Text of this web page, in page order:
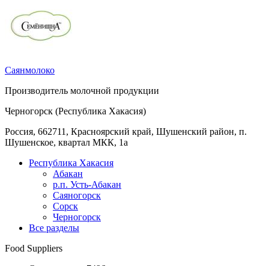
Саянмолоко
Производитель молочной продукции
Черногорск (Республика Хакасия)
Россия, 662711, Красноярский край, Шушенский район, п.
Шушенское, квартал МКК, 1а
Республика Хакасия
Абакан
р.п. Усть-Абакан
Саяногорск
Сорск
Черногорск
Все разделы
Food Suppliers